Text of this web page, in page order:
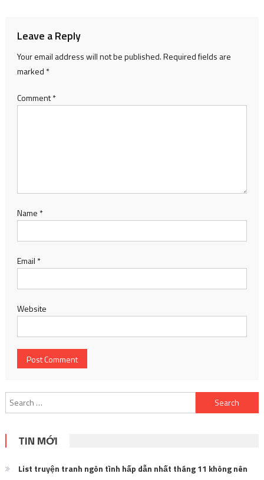
Leave a Reply
Your email address will not be published.Required fields are
marked *
Comment*
Name *
Email *
Website
Search
for:
TIN MỚI
List truyện tranh ngôn tình hấp dẫn nhất tháng 11 không nên